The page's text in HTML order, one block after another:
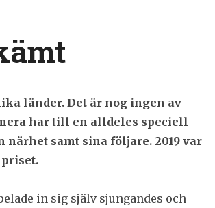
länder. Det är nog ingen av
har till en alldeles speciell
samt sina följare. 2019 var
in sig själv sjungandes och